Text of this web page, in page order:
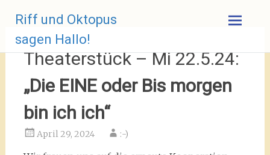
Inhalt
springen
Riff und Oktopus
sagen Hallo!
Theaterstück – Mi 22.5.24:
„Die EINE oder Bis morgen
bin ich ich“
April 29, 2024 :-)